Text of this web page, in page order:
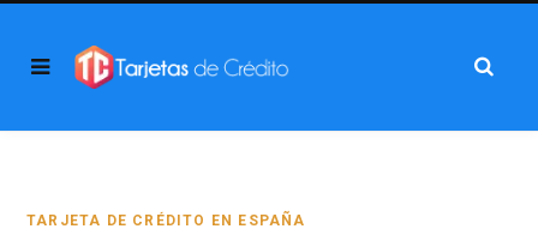
TARJETA DE CRÉDITO EN ESPAÑA